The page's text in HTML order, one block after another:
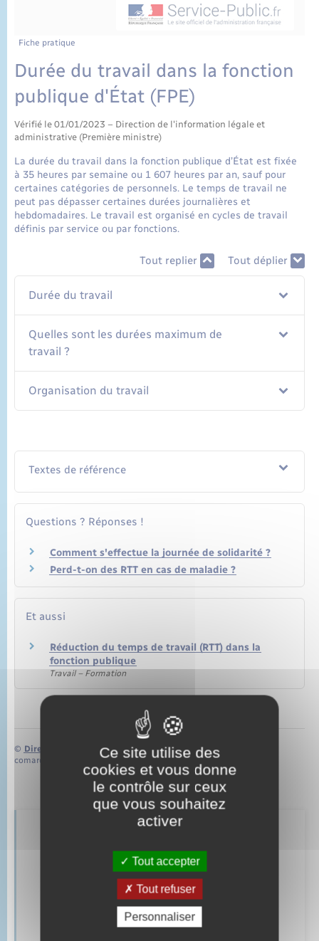
Fiche pratique
Durée du travail dans la fonction
publique d'État (FPE)
Vérifié le 01/01/2023 – Direction de l'information légale et
administrative (Première ministre)
La durée du travail dans la fonction publique d’État est fixée
à 35 heures par semaine ou 1 607 heures par an, sauf pour
certaines catégories de personnels. Le temps de travail ne
peut pas dépasser certaines durées journalières et
hebdomadaires. Le travail est organisé en cycles de travail
définis par service ou par fonctions.
Tout replier Tout déplier
Durée du travail
Quelles sont les durées maximum de
travail ?
Organisation du travail
Textes de référence
Questions ? Réponses !
Comment s'effectue la journée de solidarité ?
Perd-t-on des RTT en cas de maladie ?
Et aussi
Réduction du temps de travail (RTT) dans la
fonction publique
Travail – Formation
© Direction de l’information légale et administrative
comarquage developpé parbaseo.io
Parrainage civil
Mariage – PACS
Ce site utilise des
cookies et vous donne
le contrôle sur ceux
que vous souhaitez
activer
Tout accepter
Tout refuser
Personnaliser